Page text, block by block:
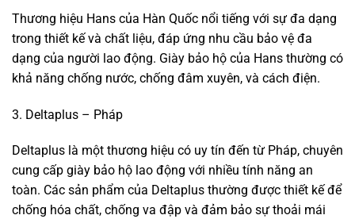
Thương hiệu Hans của Hàn Quốc nổi tiếng với sự đa dạng
trong thiết kế và chất liệu, đáp ứng nhu cầu bảo vệ đa
dạng của người lao động. Giày bảo hộ của Hans thường có
khả năng chống nước, chống đâm xuyên, và cách điện.
3. Deltaplus – Pháp
Deltaplus là một thương hiệu có uy tín đến từ Pháp, chuyên
cung cấp giày bảo hộ lao động với nhiều tính năng an
toàn. Các sản phẩm của Deltaplus thường được thiết kế để
chống hóa chất, chống va đập và đảm bảo sự thoải mái